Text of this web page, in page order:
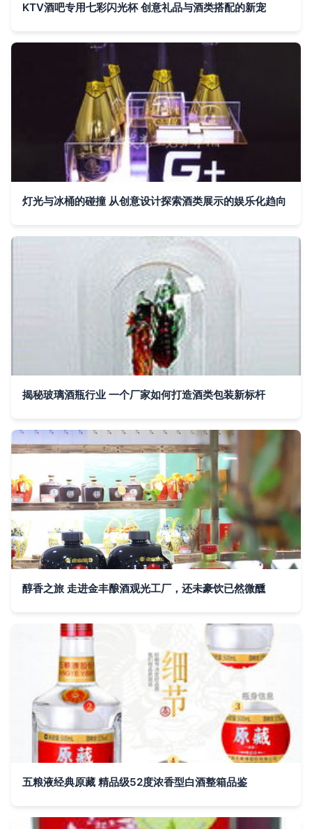
KTV酒吧专用七彩闪光杯 创意礼品与酒类搭配的新宠
灯光与冰桶的碰撞 从创意设计探索酒类展示的娱乐化趋向
揭秘玻璃酒瓶行业 一个厂家如何打造酒类包装新标杆
醇香之旅 走进金丰酿酒观光工厂，还未豪饮已然微醺
五粮液经典原藏 精品级52度浓香型白酒整箱品鉴